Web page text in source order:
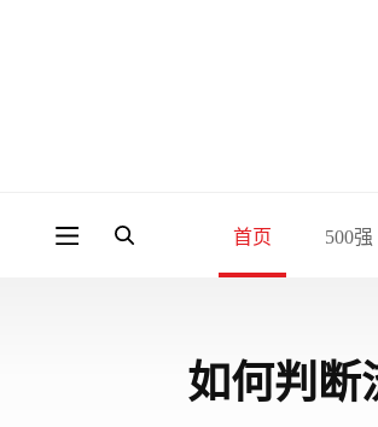
首页 500强
如何判断